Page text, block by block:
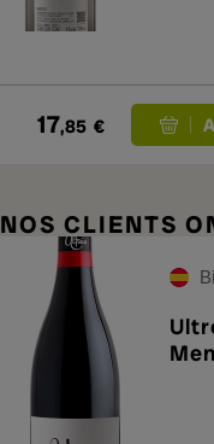
17,85 €
NOS CLIENTS